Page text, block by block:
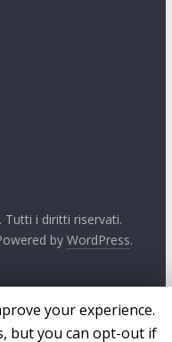
Tutti i diritti riservati.
by WordPress.
your experience.
but you can opt-out if